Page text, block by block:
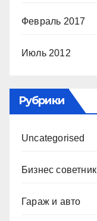
Февраль 2017
Июль 2012
Рубрики
Uncategorised
Бизнес советник
Гараж и авто